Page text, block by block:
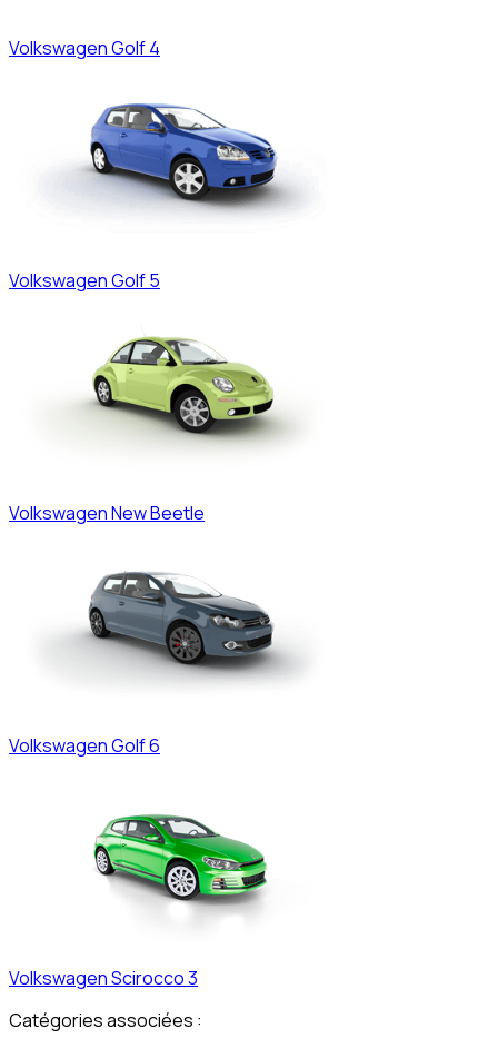
VolkswagenGolf 4
VolkswagenGolf 5
VolkswagenNew Beetle
VolkswagenGolf 6
VolkswagenScirocco 3
Catégories associées :